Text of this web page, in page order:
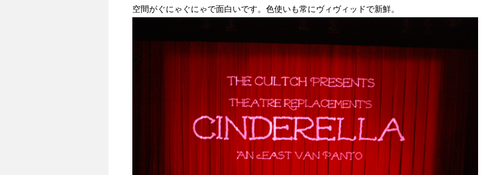
空間がぐにゃぐにゃで面白いです。色使いも常にヴィヴィッドで新鮮。